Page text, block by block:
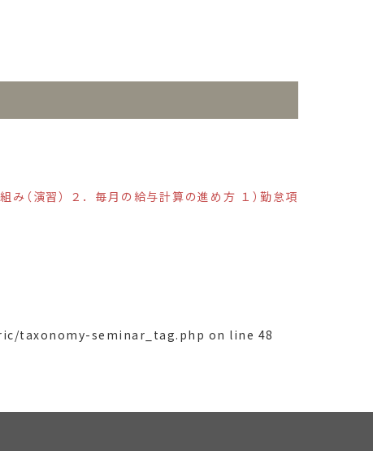
み（演習） ２．毎月の給与計算の進め方 １）勤怠項
taxonomy-seminar_tag.php on line 48